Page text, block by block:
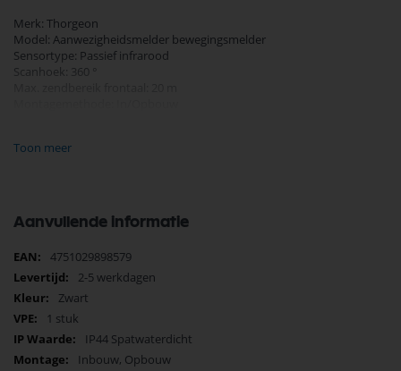
Merk: Thorgeon
Model: Aanwezigheidsmelder bewegingsmelder
Sensortype: Passief infrarood
Scanhoek: 360 °
Beschermingsgraad (IP): IP44
Breedte: 115 mm
Lengte: 115 mm
Nominale spanning: 220 - 240
Toon meer
Aanvullende informatie
Meer
informatie
4751029898579
2-5 werkdagen
Zwart
1 stuk
IP44 Spatwaterdicht
Inbouw, Opbouw